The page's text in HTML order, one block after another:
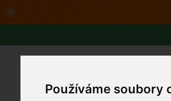
Používáme soubory
×